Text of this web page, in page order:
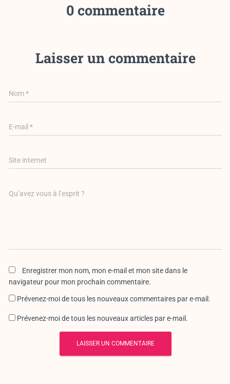
0 commentaire
Laisser un commentaire
Nom*
E-mail*
Site internet
Qu’avez vous à l’esprit ?
Enregistrer mon nom, mon e-mail et mon site dans le
navigateur pour mon prochain commentaire.
Prévenez-moi de tous les nouveaux commentaires par e-mail.
Prévenez-moi de tous les nouveaux articles par e-mail.